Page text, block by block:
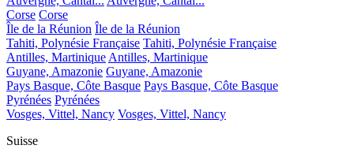
Corse Corse
Île de la Réunion Île de la Réunion
Tahiti, Polynésie Française Tahiti, Polynésie Française
Antilles, MartiniqueAntilles, Martinique
Guyane, Amazonie Guyane, Amazonie
Pays Basque, Côte Basque Pays Basque, Côte Basque
Pyrénées Pyrénées
Vosges, Vittel, Nancy Vosges, Vittel, Nancy
Suisse